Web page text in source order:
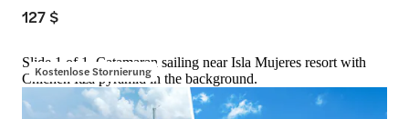
127 $
Kostenlose Stornierung
Slide 1 of 1, Catamaran sailing near Isla Mujeres resort with
Chichen Itza pyramid in the background.